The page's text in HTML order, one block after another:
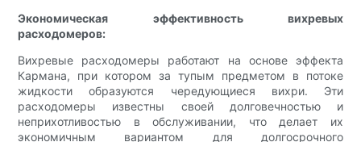
Экономическая эффективность вихревых
расходомеров:
Вихревые расходомеры работают на основе эффекта
Кармана, при котором за тупым предметом в потоке
жидкости образуются чередующиеся вихри. Эти
расходомеры известны своей долговечностью и
неприхотливостью в обслуживании, что делает их
экономичным вариантом для долгосрочного